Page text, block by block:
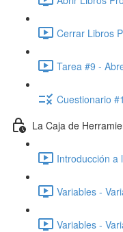
Cerrar Libros
Tarea #9 -
Cuestionario
La Caja de
Introducción a
Variables -
Variables -